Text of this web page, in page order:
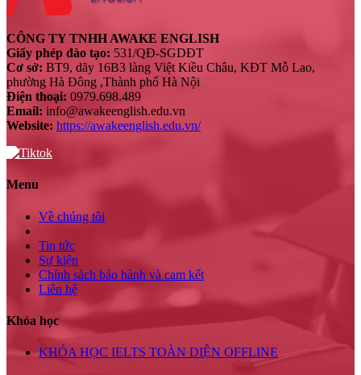
CÔNG TY TNHH AWAKE ENGLISH
Giấy phép đào tạo: 531/QĐ-SGDĐT
Cơ sở: BT9, dãy 16B3 làng Việt Kiều Châu, KĐT Mỗ Lao,
phường Hà Đông ,Thành phố Hà Nội
Điện thoại: 0979.698.489
Email: info@awakeenglish.edu.vn
Website: https://awakeenglish.edu.vn/
Menu
Về chúng tôi
Tin tức
Sự kiện
Chính sách bảo hành và cam kết
Liên hệ
Khóa học
KHÓA HỌC IELTS TOÀN DIỆN OFFLINE